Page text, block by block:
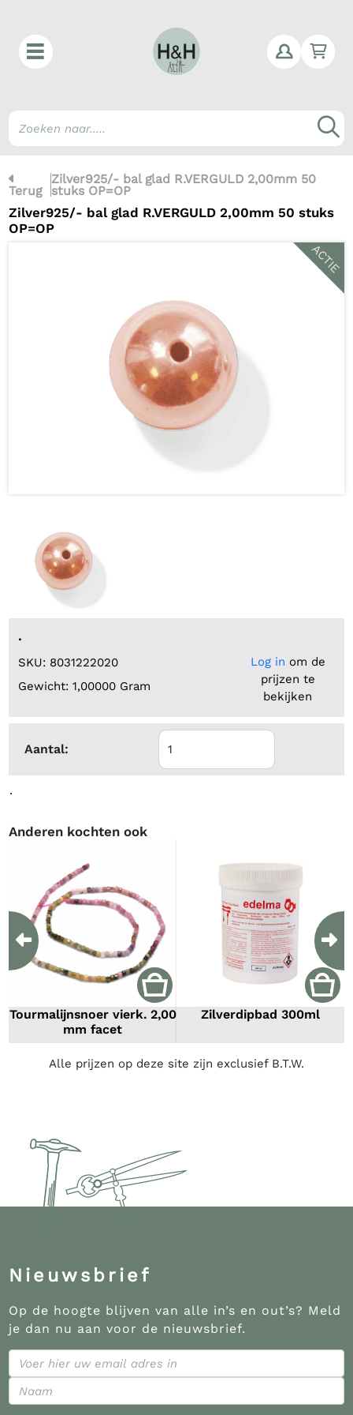
Terug
Zilver925/- bal glad R.VERGULD 2,00mm 50
stuks OP=OP
Zilver925/- bal glad R.VERGULD 2,00mm 50 stuks
OP=OP
ACTIE
.
SKU: 8031222020
Gewicht: 1,00000 Gram
Log in om de
prijzen te
bekijken
Aantal:
.
Anderen kochten ook
Tourmalijnsnoer vierk. 2,00
mm facet
Zilverdipbad 300ml
Previous
Alle prijzen op deze site zijn exclusief B.T.W.
Nieuwsbrief
Op de hoogte blijven van alle in’s en out’s? Meld
je dan nu aan voor de nieuwsbrief.